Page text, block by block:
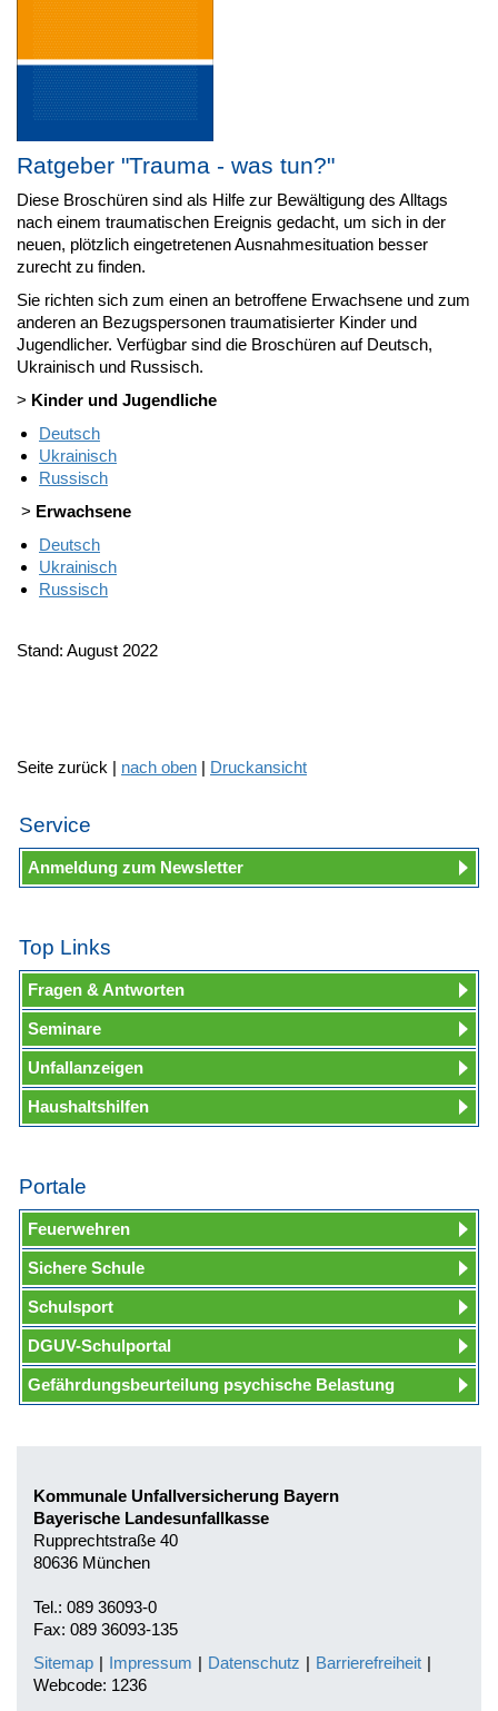
Ratgeber "Trauma - was tun?"
Diese Broschüren sind als Hilfe zur Bewältigung des Alltags
nach einem traumatischen Ereignis gedacht, um sich in der
neuen, plötzlich eingetretenen Ausnahmesituation besser
zurecht zu finden.
Sie richten sich zum einen an betroffene Erwachsene und zum
anderen an Bezugspersonen traumatisierter Kinder und
Jugendlicher. Verfügbar sind die Broschüren auf Deutsch,
Ukrainisch und Russisch.
> Kinder und Jugendliche
Deutsch
Ukrainisch
Russisch
> Erwachsene
Deutsch
Ukrainisch
Russisch
Stand: August 2022
Seite zurück | nach oben | Druckansicht
Service
Anmeldung zum Newsletter
Top Links
Fragen & Antworten
Seminare
Unfallanzeigen
Haushaltshilfen
Portale
Feuerwehren
Sichere Schule
Schulsport
DGUV-Schulportal
Gefährdungsbeurteilung psychische Belastung
Kommunale Unfallversicherung Bayern
Bayerische Landesunfallkasse
Rupprechtstraße 40
80636 München
Tel.: 089 36093-0
Fax: 089 36093-135
Sitemap | Impressum | Datenschutz | Barrierefreiheit |
Webcode: 1236